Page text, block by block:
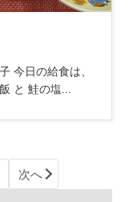
今日の給食は、
と 鮭の塩...
次へ